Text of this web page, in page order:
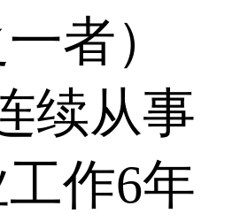
者）
续从事
作6年